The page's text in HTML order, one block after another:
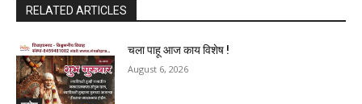
RELATED ARTICLES
चला पाहू आज काय विशेष !
August 6, 2026